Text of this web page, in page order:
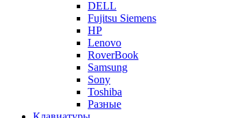
DELL
Fujitsu Siemens
HP
Lenovo
RoverBook
Samsung
Sony
Toshiba
Разные